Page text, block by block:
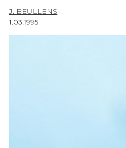
J. BEULLENS
1.03.1995